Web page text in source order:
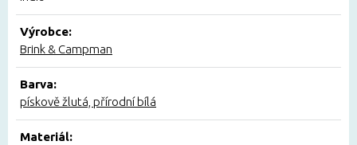
Výrobce:
Brink & Campman
Barva:
pískově žlutá, přírodní bílá
Materiál: